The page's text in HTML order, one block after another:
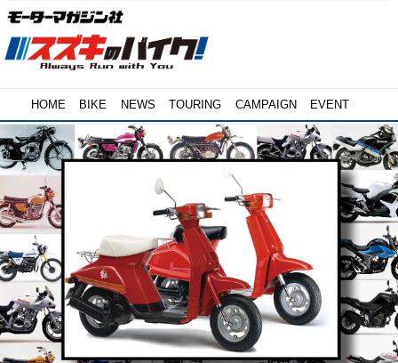
HOME BIKE NEWS TOURING CAMPAIGN EVENT